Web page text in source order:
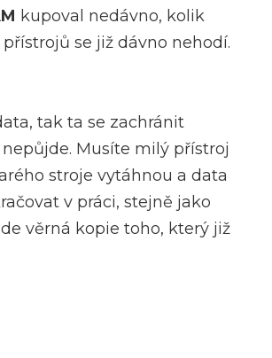
kupoval nedávno, kolik
se již dávno nehodí.
tak ta se zachránit
Musíte milý přístroj
stroje vytáhnou a data
v práci, stejně jako
věrná kopie toho, který již